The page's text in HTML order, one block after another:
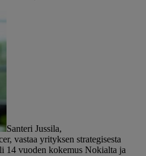
Santeri Jussila,
, vastaa yrityksen strategisesta
14 vuoden kokemus Nokialta ja